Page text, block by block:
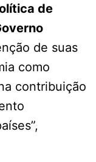
de
de suas
como
contribuição